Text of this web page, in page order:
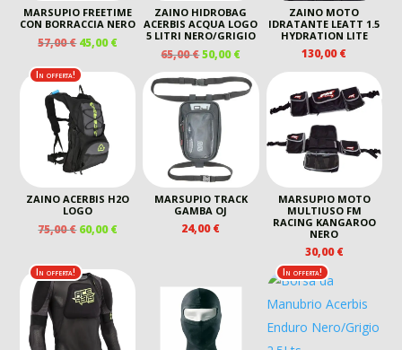
MARSUPIO FREETIME
CON BORRACCIA NERO
57,00€ IL
ORIGINALE
ERA:
57,00 €.
45,00€IL
PREZZO
ATTUALE
ZAINO HIDROBAG
ACERBIS ACQUA LOGO
5 LITRI NERO/GRIGIO
65,00€IL
PREZZO
ORIGINALE
ERA:
65,00 €.
50,00€IL
PREZZO
ATTUALE
È:
50,00 €.
ZAINO MOTO
IDRATANTE LEATT 1.5
HYDRATION LITE
130,00€
In offerta!
ZAINO ACERBIS H2O
LOGO
75,00€ IL
ERA:
75,00 €.
60,00€IL
È:
MARSUPIO TRACK
GAMBA OJ
24,00€
MARSUPIO MOTO
MULTIUSO FM
RACING KANGAROO
NERO
30,00€
In offerta! In offerta!